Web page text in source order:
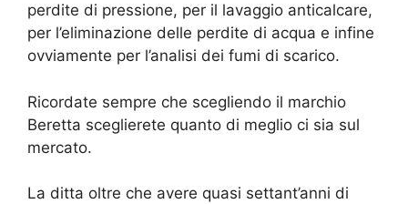
perdite di pressione, per il lavaggio anticalcare,
per l’eliminazione delle perdite di acqua e infine
ovviamente per l’analisi dei fumi di scarico.
Ricordate sempre che scegliendo il marchio
Beretta sceglierete quanto di meglio ci sia sul
mercato.
La ditta oltre che avere quasi settant’anni di